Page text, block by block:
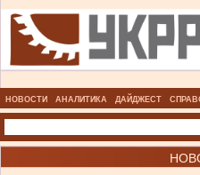
НОВОСТИ АНАЛИТИКА ДАЙДЖЕСТ